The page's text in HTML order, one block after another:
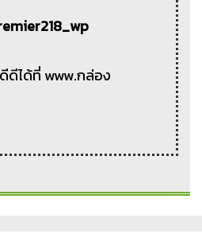
ดีได้ที่ www.กล่อง